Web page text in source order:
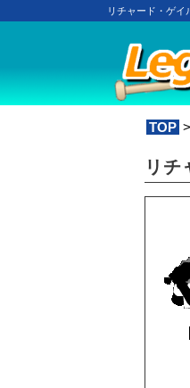
リチャード・ゲイ
TOP
リチ